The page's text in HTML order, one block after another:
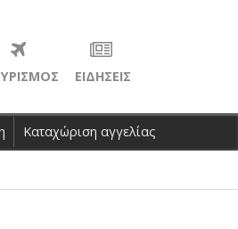
ΕΙΔΗΣΕΙΣ
Καταχώριση αγγελίας